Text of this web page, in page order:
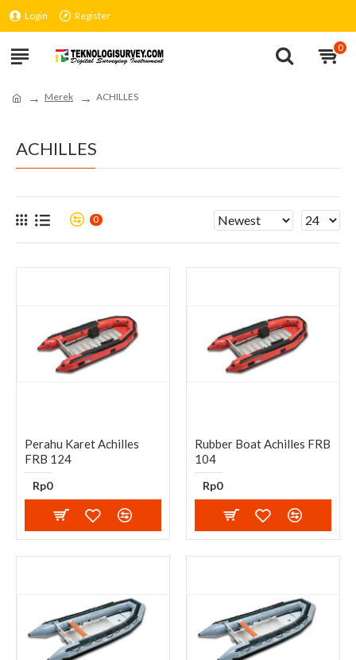
Login Register
0
Merek ACHILLES
ACHILLES
0
Perahu Karet Achilles
FRB 124
Rp0
Rubber Boat Achilles FRB
104
Rp0